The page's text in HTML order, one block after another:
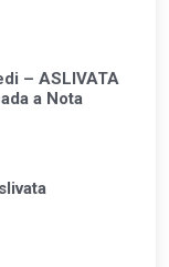
– ASLIVATA
a Nota